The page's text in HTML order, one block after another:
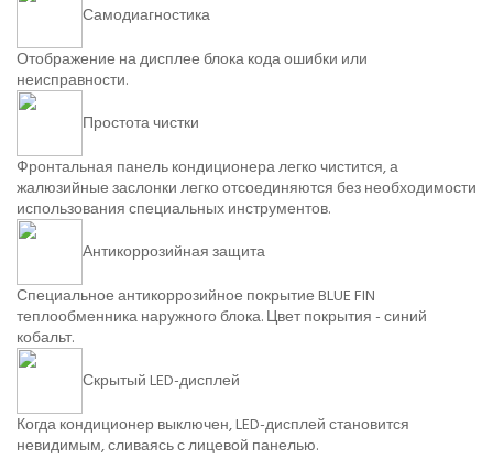
Самодиагностика
Отображение на дисплее блока кода ошибки или
неисправности.
Простота чистки
Фронтальная панель кондиционера легко чистится, а
жалюзийные заслонки легко отсоединяются без необходимости
использования специальных инструментов.
Антикоррозийная защита
Специальное антикоррозийное покрытие BLUE FIN
теплообменника наружного блока. Цвет покрытия - синий
кобальт.
Скрытый LED-дисплей
Когда кондиционер выключен, LED-дисплей становится
невидимым, сливаясь с лицевой панелью.